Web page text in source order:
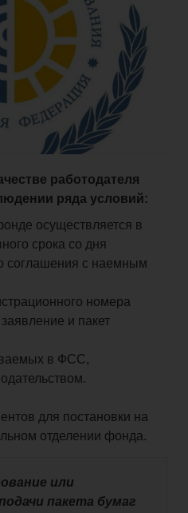
работодателя
ряда условий:
осуществляется в
срока со дня
соглашения с наемным
номера
и пакет
в ФСС,
для постановки на
отделении фонда.
или
пакета бумаг